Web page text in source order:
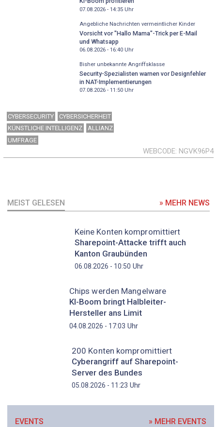
07.08.2026 - 14:35Uhr
Angebliche Nachrichten vermeintlicher Kinder
Vorsicht vor "Hallo Mama"-Trick per E-Mail
und Whatsapp
06.08.2026 - 16:40Uhr
Bisher unbekannte Angriffsklasse
Security-Spezialisten warnen vor Designfehler
in NAT-Implementierungen
07.08.2026 - 11:50Uhr
CYBERSECURITY
CYBERSICHERHEIT
KÜNSTLICHE INTELLIGENZ
ALLIANZ
UMFRAGE
WEBCODE NGVK96P4
MEIST GELESEN » MEHR NEWS
Keine Konten kompromittiert
Sharepoint-Attacke trifft auch
Kanton Graubünden
06.08.2026 - 10:50 Uhr
Chips werden Mangelware
KI-Boom bringt Halbleiter-
Hersteller ans Limit
04.08.2026 - 17:03 Uhr
200 Konten kompromittiert
Cyberangriff auf Sharepoint-
Server des Bundes
05.08.2026 - 11:23 Uhr
EVENTS » MEHR EVENTS